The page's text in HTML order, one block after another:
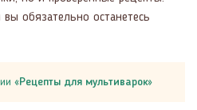
обязательно останетесь
«Рецепты для мультиварок»